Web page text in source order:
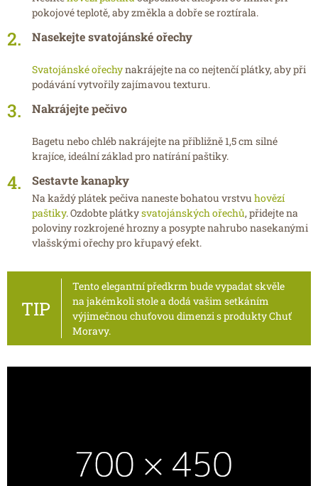
pokojové teplotě, aby změkla a dobře se roztírala.
Nasekejte svatojánské ořechy
Svatojánské ořechynakrájejte na co nejtenčí plátky, aby při
podávání vytvořily zajímavou texturu.
Nakrájejte pečivo
Bagetu nebo chléb nakrájejte na přibližně 1,5 cm silné
krajíce, ideální základ pro natírání paštiky.
Sestavte kanapky
Na každý plátek pečiva naneste bohatou vrstvu hovězí
paštiky. Ozdobte plátkysvatojánských ořechů, přidejte na
poloviny rozkrojené hrozny a posypte nahrubo nasekanými
vlašskými ořechy pro křupavý efekt.
Tento elegantní předkrm bude vypadat skvěle
na jakémkoli stole a dodá vašim setkáním
výjimečnou chuťovou dimenzi s produkty Chuť
Moravy.